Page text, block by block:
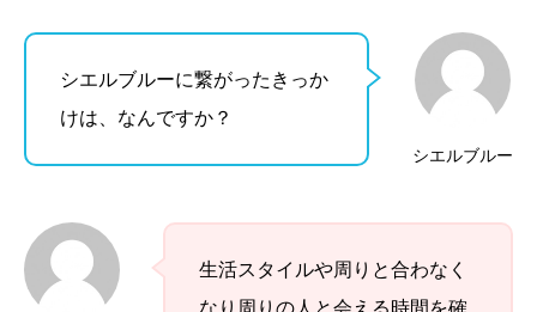
シエルブルー
シエルブルーに繋がったきっか
けは、なんですか？
生活スタイルや周りと合わなく
なり周りの人と会える時間を確